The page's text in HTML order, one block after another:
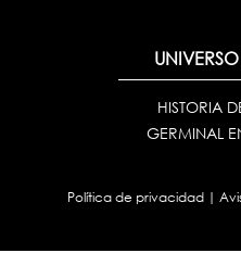
HISTORIA
GERMINAL
Política de privacidad |